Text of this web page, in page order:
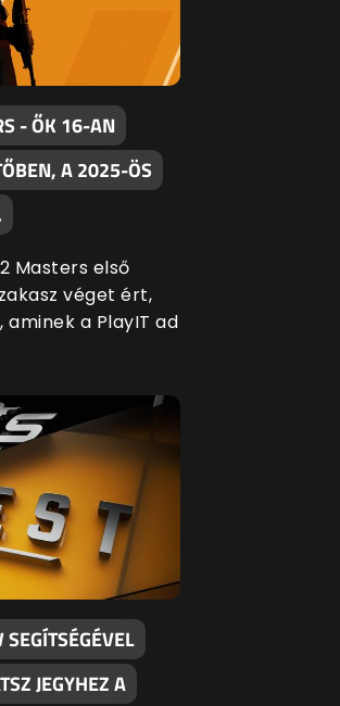
- ŐK 16-AN
A 2025-ÖS
Masters első
véget ért,
a PlayIT ad
JEGYHEZ A